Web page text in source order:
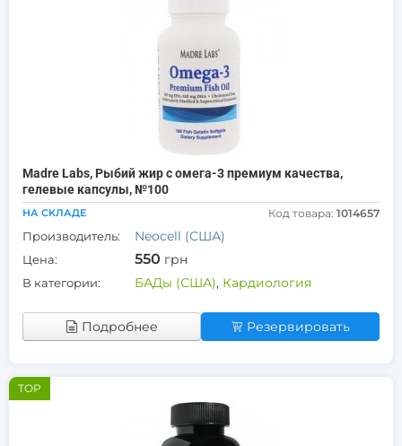
Madre Labs, Рыбий жир с омега-3 премиум качества,
гелевые капсулы, №100
НА СКЛАДЕ Код товара: 1014657
Производитель: Neocell (США)
Цена: 550 грн
В категории: БАДы (США), Кардиология
Подробнее Резервировать
TOP